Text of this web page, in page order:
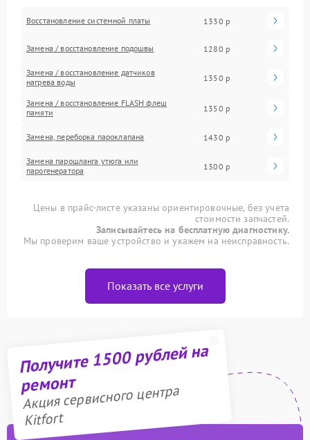
Восстановление системной платы 1330 р
Замена / восстановление подошвы 1280 р
Замена / восстановление датчиков
нагрева воды
1350 р
Замена / восстановление FLASH флеш
памяти
1350 р
Замена, переборка пароклапана 1430 р
Замена парошланга утюга или
парогенератора
1300 р
Цены в прайс-листе указаны ориентировочные, без учета
стоимости запчастей.
Записывайтесь на бесплатную диагностику.
Мы проверим ваше устройство и укажем на неисправность.
Показать все услуги
Получите 1500 рублей на
ремонт
Акция сервисного центра
Kitfort